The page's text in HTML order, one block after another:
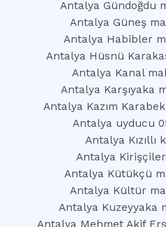
Antalya Gündoğdu
Antalya Güneş
Antalya Habibler
Antalya Hüsnü
Antalya Kanal
Antalya Karşıyaka
Antalya Kazım
Antalya uyducu
Antalya Kızıllı
Antalya
Antalya Kütükçü
Antalya Kültür
Antalya Kuzeyyaka
Antalya Mehmet Akif